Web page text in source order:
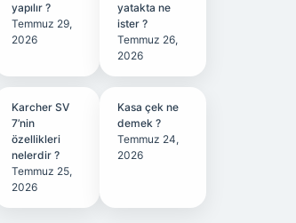
yapılır ?
Temmuz 29,
2026
yatakta ne
ister ?
Temmuz 26,
2026
Karcher SV
7’nin
özellikleri
nelerdir ?
Temmuz 25,
2026
Kasa çek ne
demek ?
Temmuz 24,
2026